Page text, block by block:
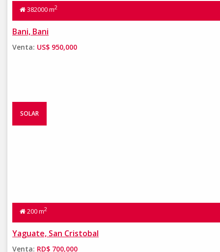
382000 m2
Bani, Bani
Venta: US$ 950,000
SOLAR
200 m2
Yaguate, San Cristobal
Venta: RD$ 700,000